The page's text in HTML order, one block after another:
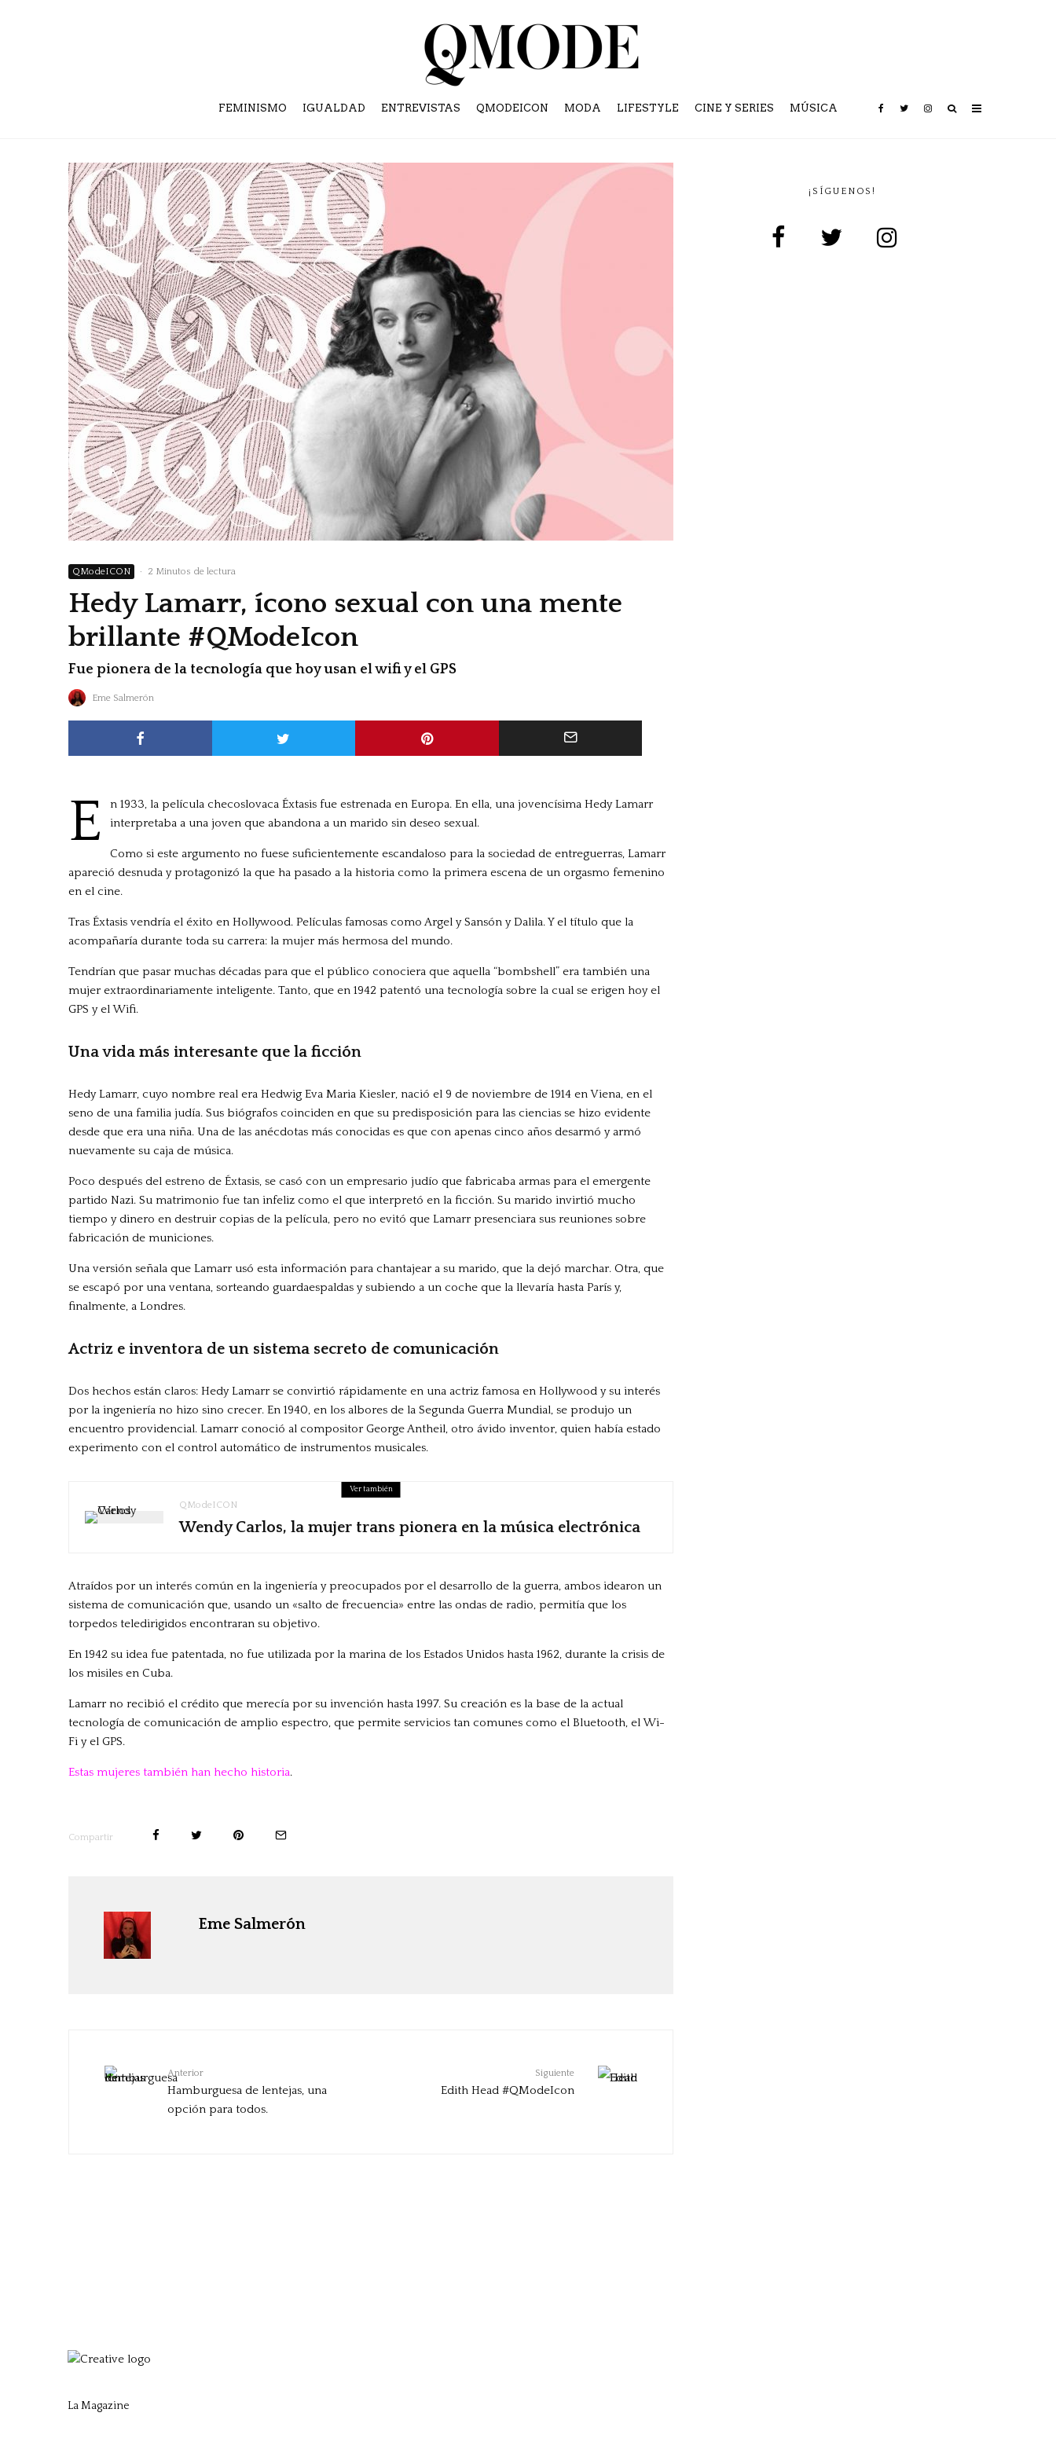
FEMINISMO IGUALDAD ENTREVISTAS QMODEICON MODA LIFESTYLE CINE Y SERIES MÚSICA
QModeICON · 2 Minutos de lectura
Hedy Lamarr, ícono sexual con una mente
brillante #QModeIcon
Fue pionera de la tecnología que hoy usan el wifi y el GPS
Eme Salmerón
E
n 1933, la película checoslovaca Éxtasis fue estrenada en Europa. En ella, una jovencísima Hedy Lamarr
interpretaba a una joven que abandona a un marido sin deseo sexual.
Como si este argumento no fuese suficientemente escandaloso para la sociedad de entreguerras, Lamarr
apareció desnuda y protagonizó la que ha pasado a la historia como la primera escena de un orgasmo femenino
en el cine.
Tras Éxtasis vendría el éxito en Hollywood. Películas famosas como Argel y Sansón y Dalila. Y el título que la
acompañaría durante toda su carrera: la mujer más hermosa del mundo.
Tendrían que pasar muchas décadas para que el público conociera que aquella “bombshell” era también una
mujer extraordinariamente inteligente. Tanto, que en 1942 patentó una tecnología sobre la cual se erigen hoy el
GPS y el Wifi.
Una vida más interesante que la ficción
Hedy Lamarr, cuyo nombre real era Hedwig Eva Maria Kiesler, nació el 9 de noviembre de 1914 en Viena, en el
seno de una familia judía. Sus biógrafos coinciden en que su predisposición para las ciencias se hizo evidente
desde que era una niña. Una de las anécdotas más conocidas es que con apenas cinco años desarmó y armó
nuevamente su caja de música.
Poco después del estreno de Éxtasis, se casó con un empresario judío que fabricaba armas para el emergente
partido Nazi. Su matrimonio fue tan infeliz como el que interpretó en la ficción. Su marido invirtió mucho
tiempo y dinero en destruir copias de la película, pero no evitó que Lamarr presenciara sus reuniones sobre
fabricación de municiones.
Una versión señala que Lamarr usó esta información para chantajear a su marido, que la dejó marchar. Otra, que
se escapó por una ventana, sorteando guardaespaldas y subiendo a un coche que la llevaría hasta París y,
finalmente, a Londres.
Actriz e inventora de un sistema secreto de comunicación
Dos hechos están claros: Hedy Lamarr se convirtió rápidamente en una actriz famosa en Hollywood y su interés
por la ingeniería no hizo sino crecer. En 1940, en los albores de la Segunda Guerra Mundial, se produjo un
encuentro providencial. Lamarr conoció al compositor George Antheil, otro ávido inventor, quien había estado
experimento con el control automático de instrumentos musicales.
Ver también
QModeICON
Wendy Carlos, la mujer trans pionera en la música electrónica
Atraídos por un interés común en la ingeniería y preocupados por el desarrollo de la guerra, ambos idearon un
sistema de comunicación que, usando un «salto de frecuencia» entre las ondas de radio, permitía que los
torpedos teledirigidos encontraran su objetivo.
En 1942 su idea fue patentada, no fue utilizada por la marina de los Estados Unidos hasta 1962, durante la crisis de
los misiles en Cuba.
Lamarr no recibió el crédito que merecía por su invención hasta 1997. Su creación es la base de la actual
tecnología de comunicación de amplio espectro, que permite servicios tan comunes como el Bluetooth, el Wi-
Fi y el GPS.
Estas mujeres también han hecho historia.
Compartir
Eme Salmerón
Anterior
Hamburguesa de lentejas, una
opción para todos.
Siguiente
Edith Head #QModeIcon
¡SÍGUENOS!
La Magazine